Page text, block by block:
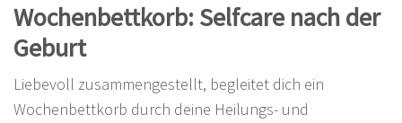
Wochenbettkorb: Selfcare nach der
Geburt
Liebevoll zusammengestellt, begleitet dich ein
Wochenbettkorb durch deine Heilungs- und